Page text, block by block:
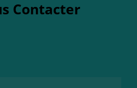
Contacter